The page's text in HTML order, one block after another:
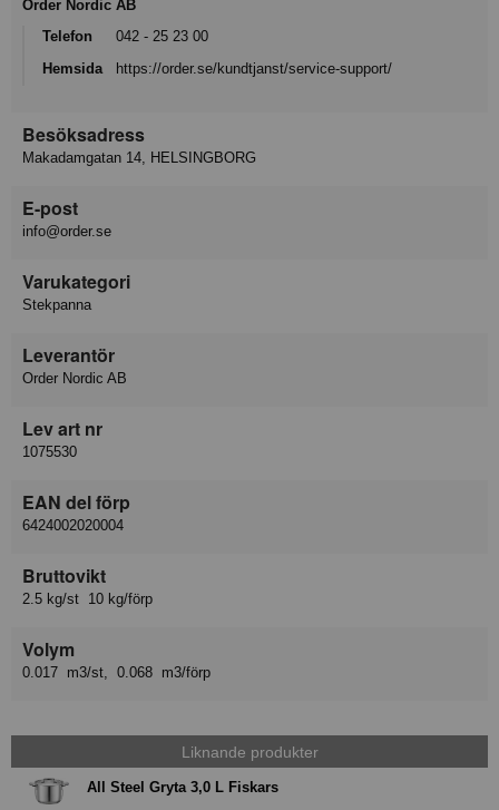
Order Nordic AB
Telefon
042 - 25 23 00
Hemsida
https://order.se/kundtjanst/service-support/
Besöksadress
Makadamgatan 14, HELSINGBORG
E-post
info@order.se
Varukategori
Stekpanna
Leverantör
Order Nordic AB
Lev art nr
1075530
EAN del förp
6424002020004
Bruttovikt
2.5 kg/st 10 kg/förp
Volym
0.017 m3/st, 0.068 m3/förp
Liknande produkter
All Steel Gryta 3,0 L Fiskars